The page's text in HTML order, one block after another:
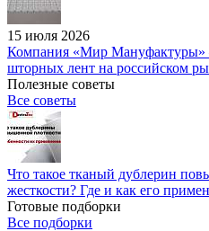
15 июля 2026
Компания «Мир
шторных лент на российском
Полезные советы
Все советы
Что такое тканый дублерин
жесткости? Где и как его
Готовые подборки
Все подборки